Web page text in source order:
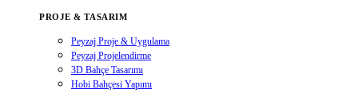
PROJE & TASARIM
Peyzaj Proje & Uygulama
Peyzaj Projelendirme
3D Bahçe Tasarımı
Hobi Bahçesi Yapımı